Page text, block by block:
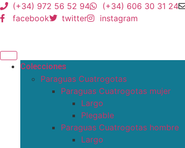
(+34) 972 56 52 94 (+34) 606 30 31 24
facebook
twitter instagram
Colecciones
Paraguas Cuatrogotas
Paraguas Cuatrogotas mujer
Largo
Plegable
Paraguas Cuatrogotas hombre
Largo